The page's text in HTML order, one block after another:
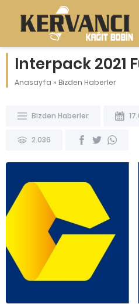
Interpack 2021
Anasayfa » Bizden Haberler
Bizden Haberler
2.036